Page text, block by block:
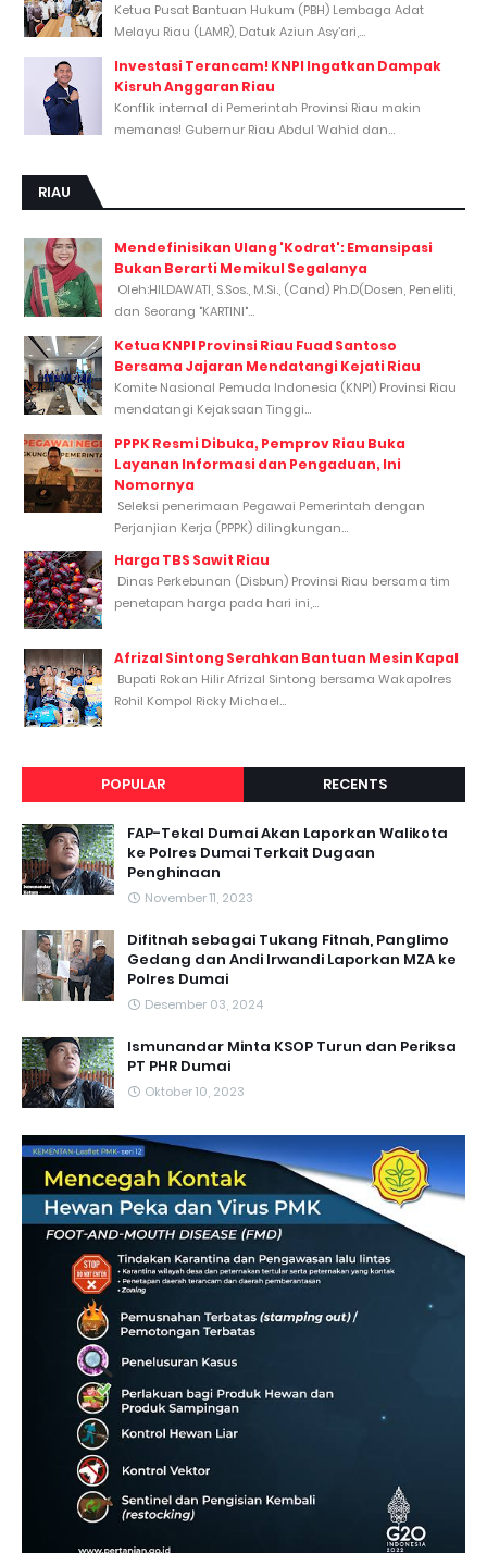
Ketua Pusat Bantuan Hukum (PBH) Lembaga Adat
Melayu Riau (LAMR), Datuk Aziun Asy’ari,...
Investasi Terancam! KNPI Ingatkan Dampak
Kisruh Anggaran Riau
Konflik internal di Pemerintah Provinsi Riau makin
memanas! Gubernur Riau Abdul Wahid dan...
RIAU
Mendefinisikan Ulang 'Kodrat': Emansipasi
Bukan Berarti Memikul Segalanya
Oleh:HILDAWATI, S.Sos., M.Si., (Cand) Ph.D(Dosen, Peneliti,
dan Seorang "KARTINI"...
Ketua KNPI Provinsi Riau Fuad Santoso
Bersama Jajaran Mendatangi Kejati Riau
Komite Nasional Pemuda Indonesia (KNPI) Provinsi Riau
mendatangi Kejaksaan Tinggi...
PPPK Resmi Dibuka, Pemprov Riau Buka
Layanan Informasi dan Pengaduan, Ini
Nomornya
Seleksi penerimaan Pegawai Pemerintah dengan
Perjanjian Kerja (PPPK) dilingkungan...
Harga TBS Sawit Riau
Dinas Perkebunan (Disbun) Provinsi Riau bersama tim
penetapan harga pada hari ini,...
Afrizal Sintong Serahkan Bantuan Mesin Kapal
Bupati Rokan Hilir Afrizal Sintong bersama Wakapolres
Rohil Kompol Ricky Michael...
POPULAR RECENTS
FAP-Tekal Dumai Akan Laporkan Walikota
ke Polres Dumai Terkait Dugaan
Penghinaan
November 11, 2023
Difitnah sebagai Tukang Fitnah, Panglimo
Gedang dan Andi Irwandi Laporkan MZA ke
Polres Dumai
Desember 03, 2024
Ismunandar Minta KSOP Turun dan Periksa
PT PHR Dumai
Oktober 10, 2023